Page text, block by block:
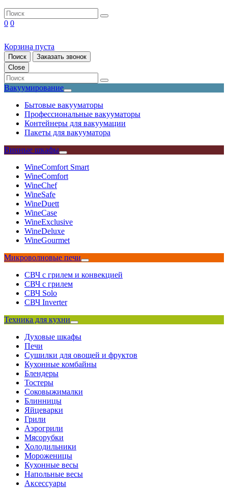
0 0
Корзина пуста
Поиск
Заказать звонок
Close
Вакуумирование
Бытовые вакууматоры
Профессиональные вакууматоры
Контейнеры для вакуумации
Пакеты для вакууматора
Винные шкафы
WineComfort Smart
WineComfort
WineChef
WineSafe
WineDuett
WineCase
WineExclusive
WineDeluxe
WineGourmet
Микроволновые печи
СВЧ с грилем и конвекцией
СВЧ с грилем
СВЧ Solo
СВЧ Inverter
Техника для кухни
Духовые шкафы
Печи
Сушилки для овощей и фруктов
Кухонные комбайны
Блендеры
Тостеры
Соковыжималки
Блинницы
Яйцеварки
Грили
Аэрогрили
Мясорубки
Холодильники
Мороженицы
Кухонные весы
Напольные весы
Аксессуары